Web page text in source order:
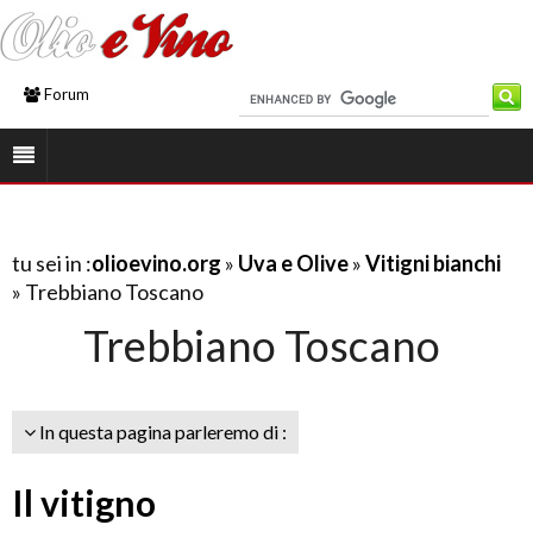
Forum
tu sei in :olioevino.org » Uva e Olive»Vitigni bianchi
» Trebbiano Toscano
Trebbiano Toscano
In questa pagina parleremo di :
Il vitigno